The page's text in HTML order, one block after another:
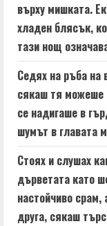
върху мишката.
хладен блясък,
тази нощ
Седях на ръба на
сякаш тя можеше
се надигаше в
шумът в главата
Стоях и слушах
дърветата като
настойчиво
друга, сякаш